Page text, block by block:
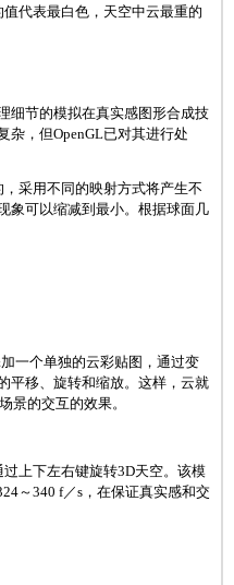
代表最白色，天空中云最重的
细节的模拟在真实感图形合成技
杂，但OpenGL已对其进行处
采用不同的映射方式将产生不
象可以缩减到最小。根据球面几
一个单独的云彩贴图，通过变
平移、旋转和缩放。这样，云就
景的交互的效果。
上下左右键旋转3D天空。该模
～340 f／s，在保证真实感和交